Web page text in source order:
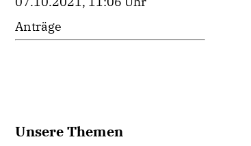
Anträge
Unsere Themen